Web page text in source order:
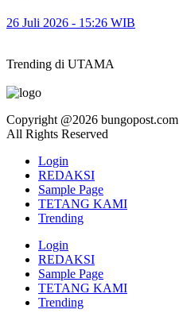
26 Juli 2026 - 15:26 WIB
Trending di UTAMA
Copyright @2026 bungopost.com
All Rights Reserved
Login
REDAKSI
Sample Page
TETANG KAMI
Trending
Login
REDAKSI
Sample Page
TETANG KAMI
Trending